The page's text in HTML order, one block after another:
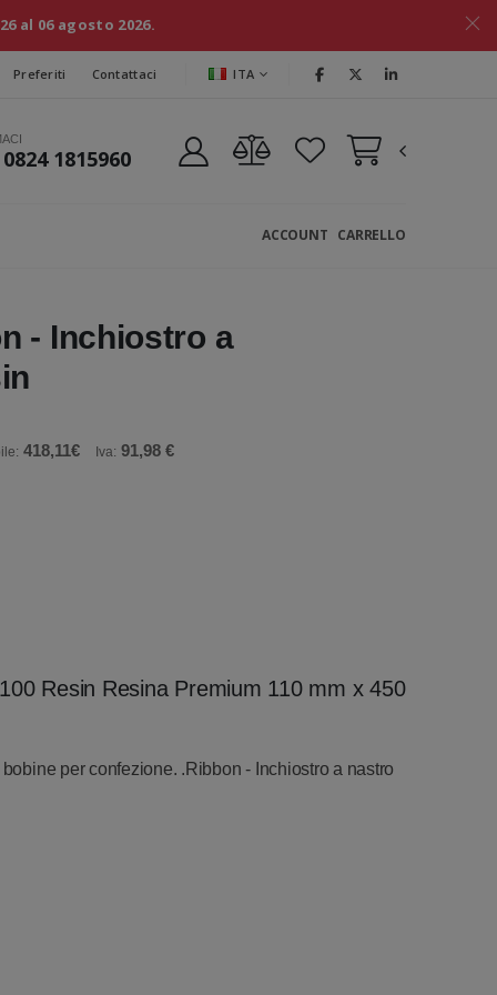
al 06 agosto 2026.
Preferiti Contattaci ITA
1815960
CARRELLO
ACCOUNT
- Inchiostro a
418,11€ Iva: 91,98 €
Resin Resina Premium 110 mm x 450
per confezione. .Ribbon - Inchiostro a nastro